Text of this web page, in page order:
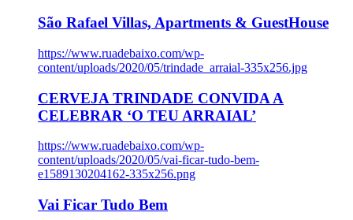
São Rafael Villas, Apartments & GuestHouse
https://www.ruadebaixo.com/wp-
content/uploads/2020/05/trindade_arraial-335x256.jpg
CERVEJA TRINDADE CONVIDA A
CELEBRAR ‘O TEU ARRAIAL’
https://www.ruadebaixo.com/wp-
content/uploads/2020/05/vai-ficar-tudo-bem-
e1589130204162-335x256.png
Vai Ficar Tudo Bem